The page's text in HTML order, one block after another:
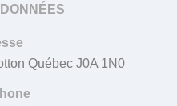
Québec J0A 1N0